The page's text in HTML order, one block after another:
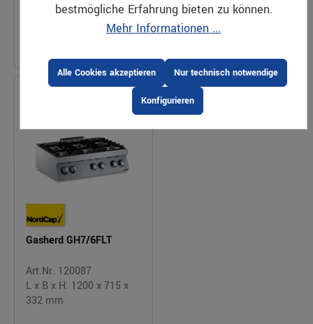
963,53 €*
Preis pro Stück |
VPE: 1
Stück
1.420,28 €*
Preis pro Stück |
Gasherd GH7/6FLT
Art.Nr. 120087
L x B x H: 1200 x 715 x
332 mm
bestmögliche Erfahrung bieten zu können.
Mehr Informationen ...
Nur technisch notwendige
Konfigurieren
Alle Cookies akzeptieren